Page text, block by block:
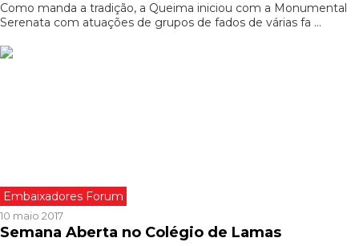
Como manda a tradição, a Queima iniciou com a Monumental
Serenata com atuações de grupos de fados de várias fa ...
Embaixadores Forum
10 maio 2017
Semana Aberta no Colégio de Lamas